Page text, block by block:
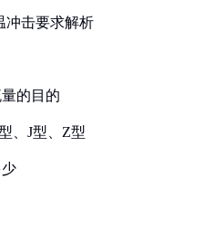
冲击要求解析
的目的
、J型、Z型